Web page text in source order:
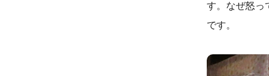
す。なぜ怒っ
です。